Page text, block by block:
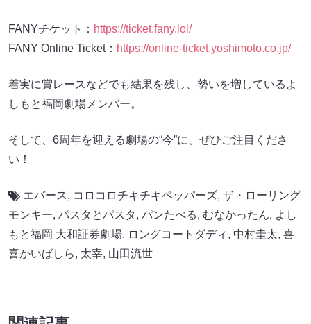
FANYチケット： https://ticket.fany.lol/
FANY Online Ticket： https://online-ticket.yoshimoto.co.jp/
着実に賞レースなどでも結果を残し、勢いを増しているよ
しもと福岡劇場メンバー。
そして、6周年を迎える劇場の“今”に、ぜひご注目くださ
い！
エバース, コロコロチキチキペッパーズ, ザ・ローリング
モンキー, パスタとパスタ , パンたべる, むなかったん, よし
もと福岡 大和証券劇場, ロングコートダディ , 中村圭太, 喜
喜かいばしら, 太宰, 山田流世